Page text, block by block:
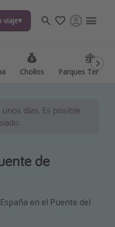
viaje
Chollos Parques
viaje
Chollos Parques
días. Es posible
de
en el Puente del